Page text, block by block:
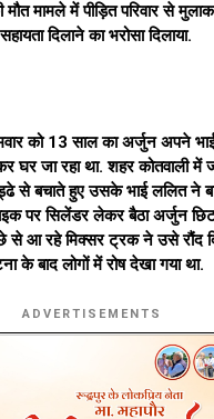
मौत मामले में पीड़ित परिवार से
दिलाने का भरोसा दिलाया.
को 13 साल का अर्जुन अपने
घर जा रहा था. शहर कोतवाली में
से बचाते हुए उसके भाई ललित ने
पर सिलेंडर लेकर बैठा अर्जुन
से आ रहे मिक्सर ट्रक ने उसे रौंद
के बाद लोगों में रोष देखा गया था.
ADVERTISEMENTS